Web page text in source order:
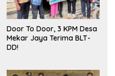
Door To Door, 3 KPM Desa
Mekar Jaya Terima BLT-
DD!